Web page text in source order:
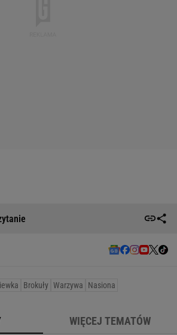
Brokuły Warzywa Nasiona
WIĘCEJ TEMATÓW